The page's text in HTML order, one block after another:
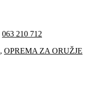
063 210 712
, OPREMA ZA ORUŽJE